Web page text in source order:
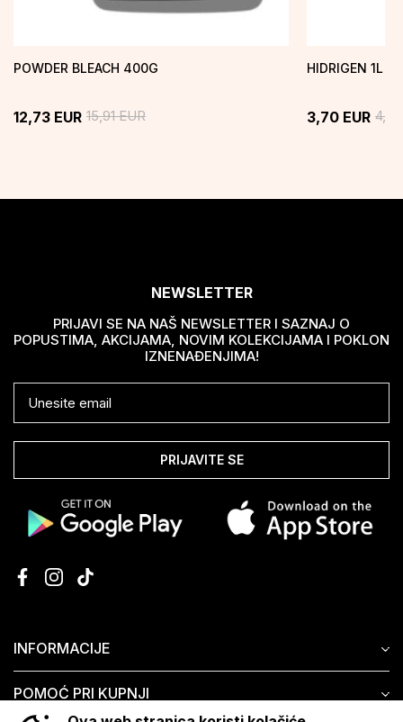
POWDER BLEACH 400G
12,73 EUR 15,91EUR
HIDRIGEN 1L
3,70 EUR
INFORMACIJE
POMOĆ PRI KUPNJI
NEWSLETTER
PRIJAVI SE NA NAŠ NEWSLETTER I SAZNAJ O
POPUSTIMA, AKCIJAMA, NOVIM KOLEKCIJAMA I POKLON
IZNENAĐENJIMA!
PRIJAVITE SE